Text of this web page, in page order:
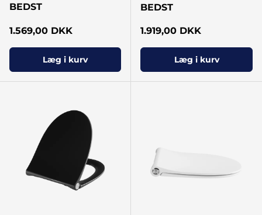
BEDST
Normal pris
1.569,00 DKK
Læg i kurv
BEDST
Normal pris
1.919,00 DKK
Læg i kurv